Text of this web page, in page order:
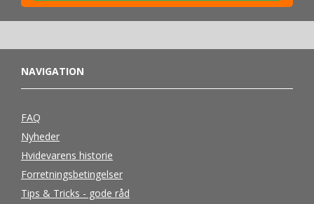
NAVIGATION
FAQ
Nyheder
Hvidevarens historie
Forretningsbetingelser
Tips & Tricks - gode råd